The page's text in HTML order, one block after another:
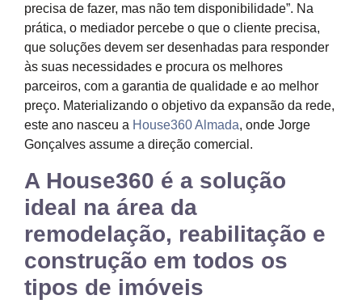
precisa de fazer, mas não tem disponibilidade”. Na
prática, o mediador percebe o que o cliente precisa,
que soluções devem ser desenhadas para responder
às suas necessidades e procura os melhores
parceiros, com a garantia de qualidade e ao melhor
preço. Materializando o objetivo da expansão da rede,
este ano nasceu a House360 Almada, onde Jorge
Gonçalves assume a direção comercial.
A House360 é a solução
ideal na área da
remodelação, reabilitação e
construção em todos os
tipos de imóveis